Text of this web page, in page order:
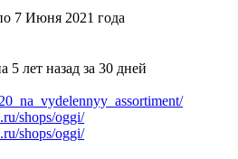
7 Июня 2021 года
5 лет назад за 30 дней
shops/oggi/
shops/oggi/